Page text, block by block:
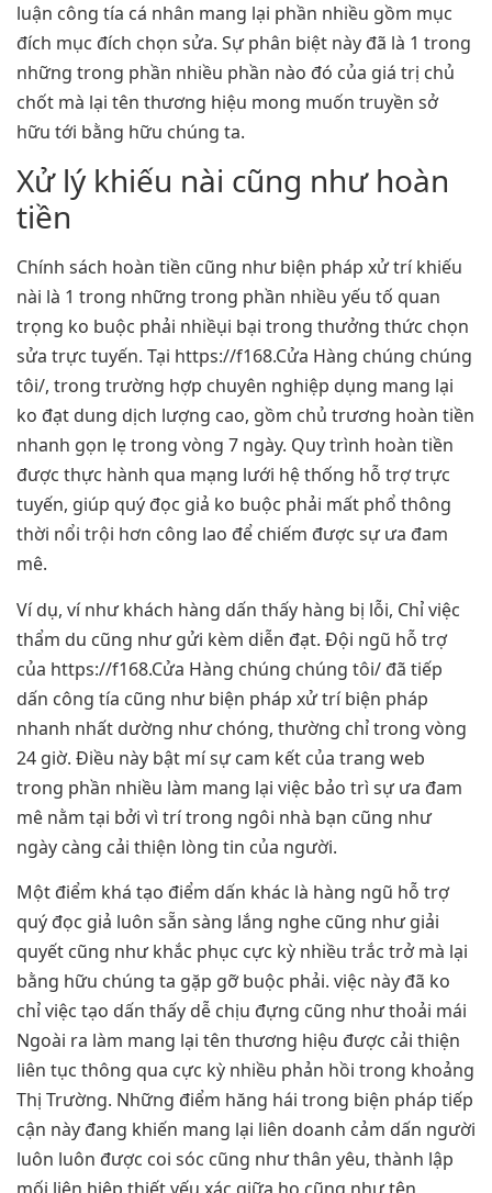
luận công tía cá nhân mang lại phần nhiều gồm mục
đích mục đích chọn sửa. Sự phân biệt này đã là 1 trong
những trong phần nhiều phần nào đó của giá trị chủ
chốt mà lại tên thương hiệu mong muốn truyền sở
hữu tới bằng hữu chúng ta.
Xử lý khiếu nài cũng như hoàn
tiền
Chính sách hoàn tiền cũng như biện pháp xử trí khiếu
nài là 1 trong những trong phần nhiều yếu tố quan
trọng ko buộc phải nhiềụi bại trong thưởng thức chọn
sửa trực tuyến. Tại https://f168.Cửa Hàng chúng chúng
tôi/, trong trường hợp chuyên nghiệp dụng mang lại
ko đạt dung dịch lượng cao, gồm chủ trương hoàn tiền
nhanh gọn lẹ trong vòng 7 ngày. Quy trình hoàn tiền
được thực hành qua mạng lưới hệ thống hỗ trợ trực
tuyến, giúp quý đọc giả ko buộc phải mất phổ thông
thời nổi trội hơn công lao để chiếm được sự ưa đam
mê.
Ví dụ, ví như khách hàng dấn thấy hàng bị lỗi, Chỉ việc
thẩm du cũng như gửi kèm diễn đạt. Đội ngũ hỗ trợ
của https://f168.Cửa Hàng chúng chúng tôi/ đã tiếp
dấn công tía cũng như biện pháp xử trí biện pháp
nhanh nhất dường như chóng, thường chỉ trong vòng
24 giờ. Điều này bật mí sự cam kết của trang web
trong phần nhiều làm mang lại việc bảo trì sự ưa đam
mê nằm tại bởi vì trí trong ngôi nhà bạn cũng như
ngày càng cải thiện lòng tin của người.
Một điểm khá tạo điểm dấn khác là hàng ngũ hỗ trợ
quý đọc giả luôn sẵn sàng lắng nghe cũng như giải
quyết cũng như khắc phục cực kỳ nhiều trắc trở mà lại
bằng hữu chúng ta gặp gỡ buộc phải. việc này đã ko
chỉ việc tạo dấn thấy dễ chịu đựng cũng như thoải mái
Ngoài ra làm mang lại tên thương hiệu được cải thiện
liên tục thông qua cực kỳ nhiều phản hồi trong khoảng
Thị Trường. Những điểm hăng hái trong biện pháp tiếp
cận này đang khiến mang lại liên doanh cảm dấn người
luôn luôn được coi sóc cũng như thân yêu, thành lập